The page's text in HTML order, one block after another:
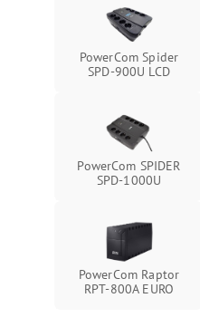
переключения
Неисправность системы
мониторинга
Повреждение внутренних
Неисправность системы
Поломка системы защиты
Неисправность системы
PowerCom Spider
SPD-900U LCD
PowerCom SPIDER
SPD-1000U
PowerCom Raptor
RPT-800A EURO